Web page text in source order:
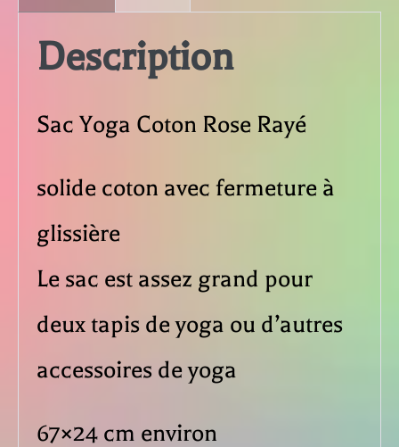
Coton
Rose
Description
Sac Yoga Coton Rose Rayé
solide coton avec fermeture à
glissière
Le sac est assez grand pour
deux tapis de yoga ou d’autres
accessoires de yoga
67×24 cm environ